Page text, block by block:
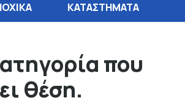
ΚΑΤΑΣΤΉΜΑΤΑ
που
θέση.